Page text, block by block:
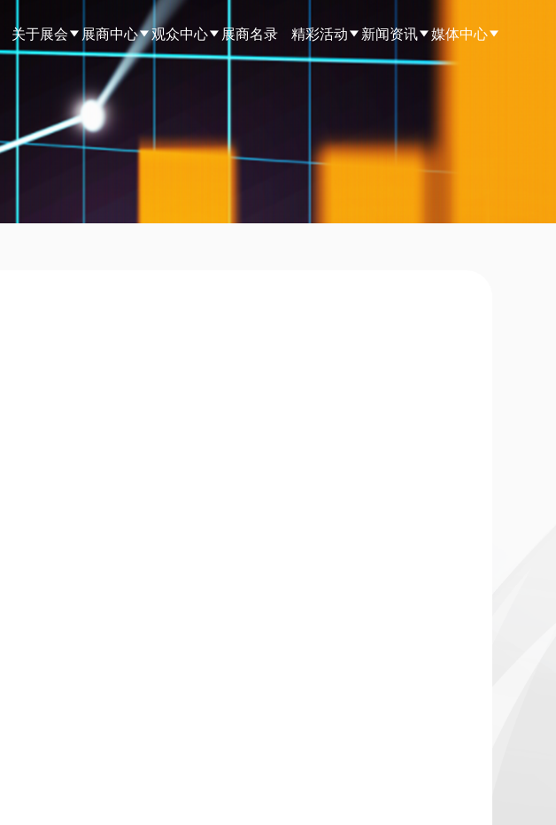
关于展会 展商中心 观众中心 展商名录 精彩活动 新闻资讯 媒体中心